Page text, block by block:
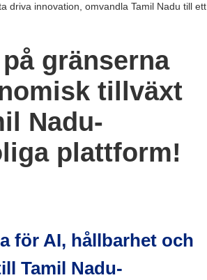
driva innovation, omvandla Tamil Nadu till ett
gränserna
tillväxt
Nadu-
plattform!
för AI, hållbarhet och
Tamil Nadu-